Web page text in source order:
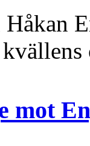
Håkan
mot